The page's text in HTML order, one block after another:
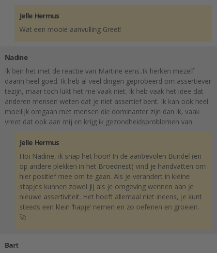
Jelle Hermus
Wat een mooie aanvulling Greet!
Nadine
Ik ben het met de reactie van Martine eens..Ik herken mezelf
daarin heel goed. Ik heb al veel dingen geprobeerd om assertiever
tezijn, maar toch lukt het me vaak niet. Ik heb vaak het idee dat
anderen mensen weten dat je niet assertief bent. Ik kan ook heel
moeilijk omgaan met mensen die dominanter zijn dan ik, vaak
vreet dat ook aan mij en krijg ik gezondheidsproblemen van.
Jelle Hermus
Hoi Nadine, ik snap het hoor! In de aanbevolen Bundel (en
op andere plekken in het Broednest) vind je handvatten om
hier positief mee om te gaan. Als je verandert in kleine
stapjes kunnen zowel jij als je omgeving wennen aan je
nieuwe assertiviteit. Het hoeft allemaal niet ineens, je kunt
steeds een klein ‘hapje’ nemen en zo oefenen en groeien.
🚀
Bart